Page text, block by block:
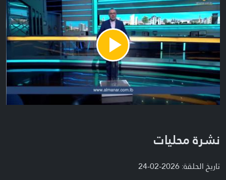
Play
Video
نشرة محليات
تاريخ الحلقة: 2026-02-24